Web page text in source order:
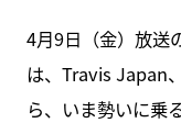
4月9日（金）放送
は、Travis Japan
ら、いま勢いに乗